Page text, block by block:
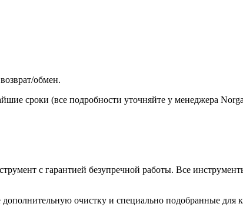
обмен.
сроки (все подробности уточняйте у менеджера
с гарантией безупречной работы. Все
очистку и специально подобранные для